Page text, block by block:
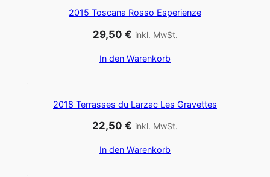
c
M
n
e
y
o
2015 Toscana Rosso Esperienze
29,50 € inkl. MwSt.
In den Warenkorb
2018 Terrasses du Larzac Les Gravettes
22,50 € inkl. MwSt.
In den Warenkorb